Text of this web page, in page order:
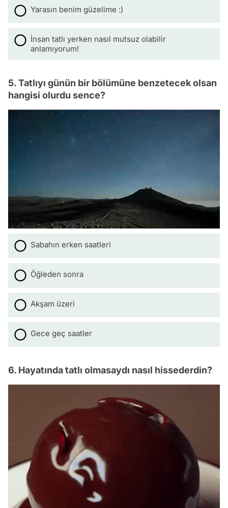
Yarasın benim güzelime :)
İnsan tatlı yerken nasıl mutsuz olabilir
anlamıyorum!
5. Tatlıyı günün bir bölümüne benzetecek olsan
hangisi olurdu sence?
Sabahın erken saatleri
Öğleden sonra
Akşam üzeri
Gece geç saatler
6. Hayatında tatlı olmasaydı nasıl hissederdin?